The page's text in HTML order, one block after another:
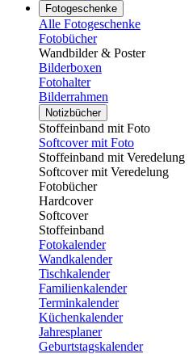
Fotogeschenke
Alle Fotogeschenke
Fotobücher
Wandbilder & Poster
Bilderboxen
Fotohalter
Bilderrahmen
Notizbücher
Stoffeinband mit Foto
Softcover mit Foto
Stoffeinband mit Veredelung
Softcover mit Veredelung
Fotobücher
Hardcover
Softcover
Stoffeinband
Fotokalender
Wandkalender
Tischkalender
Familienkalender
Terminkalender
Küchenkalender
Jahresplaner
Geburtstagskalender